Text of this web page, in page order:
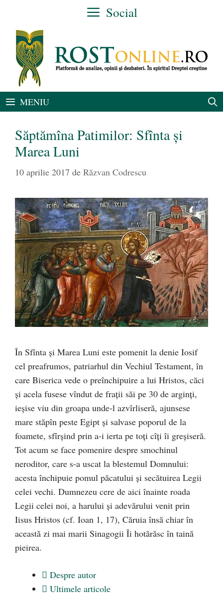
conținut
Social
MENIU
Săptămîna Patimilor: Sfînta și
Marea Luni
10 aprilie 2017 de Răzvan Codrescu
În Sfînta şi Marea Luni este pomenit la denie Iosif
cel preafrumos, patriarhul din Vechiul Testament, în
care Biserica vede o preînchipuire a lui Hristos, căci
şi acela fusese vîndut de fraţii săi pe 30 de arginţi,
ieşise viu din groapa unde-l azvîrliseră, ajunsese
mare stăpîn peste Egipt şi salvase poporul de la
foamete, sfîrşind prin a-i ierta pe toţi cîţi îi greşiseră.
Tot acum se face pomenire despre smochinul
neroditor, care s-a uscat la blestemul Domnului:
acesta închipuie pomul păcatului şi secătuirea Legii
celei vechi. Dumnezeu cere de aici înainte roada
Legii celei noi, a harului şi adevărului venit prin
Iisus Hristos (cf. Ioan 1, 17), Căruia însă chiar în
această zi mai marii Sinagogii Îi hotărăsc în taină
pieirea.
Despre autor
Ultimele articole